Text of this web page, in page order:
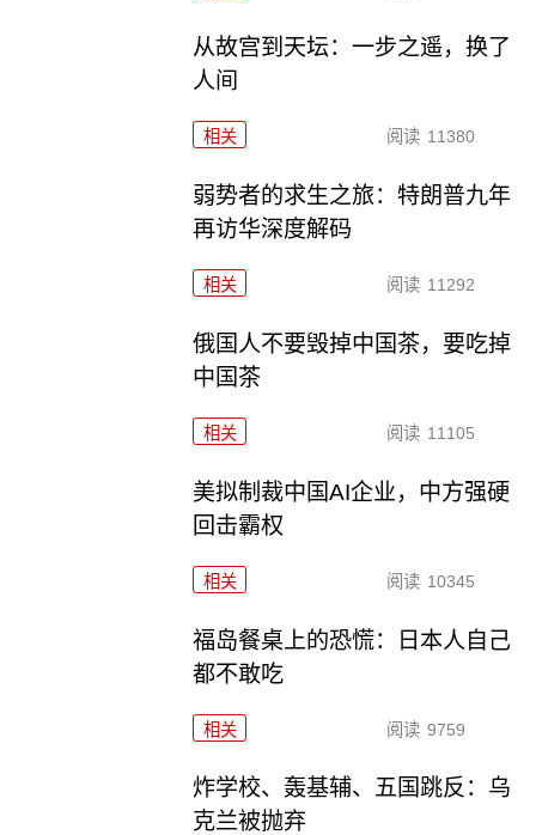
从故宫到天坛：一步之遥，换了
人间
相关 阅读 11380
弱势者的求生之旅：特朗普九年
再访华深度解码
相关 阅读 11292
俄国人不要毁掉中国茶，要吃掉
中国茶
相关 阅读 11105
美拟制裁中国AI企业，中方强硬
回击霸权
相关 阅读 10345
福岛餐桌上的恐慌：日本人自己
都不敢吃
相关 阅读 9759
炸学校、轰基辅、五国跳反：乌
克兰被抛弃